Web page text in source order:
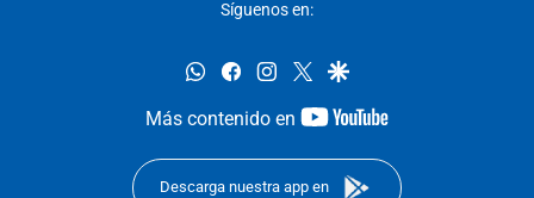
Síguenos en:
whatsappfacebookinstagram
twittergoogle
Más contenido en
youtube-
Descarga nuestra app en